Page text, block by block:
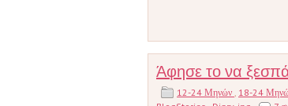
Άφησε το να
12-24 Μηνών , 18-24